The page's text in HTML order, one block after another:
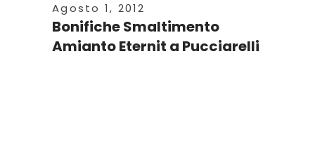
Agosto 1, 2012
Bonifiche Smaltimento
Amianto Eternit a Pucciarelli